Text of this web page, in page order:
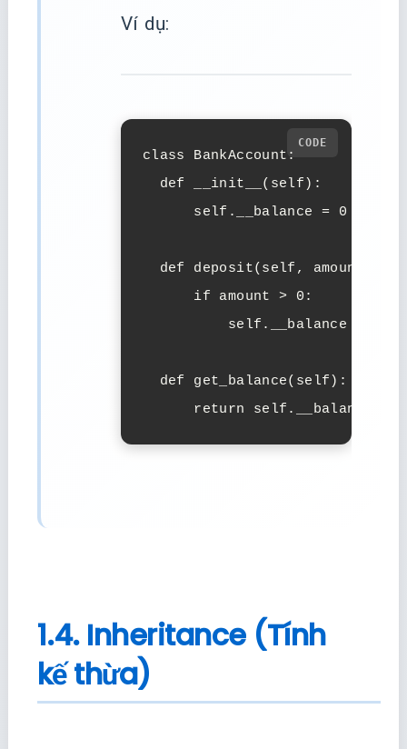
Ví dụ:
class BankAccount:
  def __init__(self):
self.__balance = 0  #
  def deposit(self, amount):
      if amount > 0:
self.__balance +=
  def get_balance(self):
      return self.__balance
1.4. Inheritance (Tính
kế thừa)